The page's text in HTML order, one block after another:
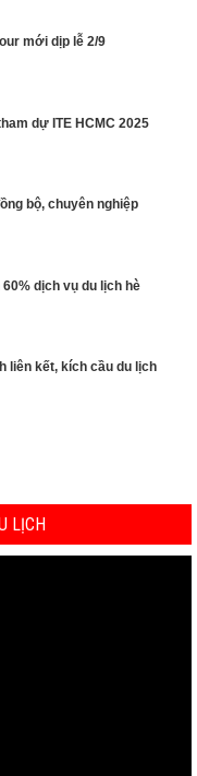
mới dịp lễ 2/9
dự ITE HCMC 2025
bộ, chuyên nghiệp
dịch vụ du lịch hè
liên kết, kích cầu du lịch
LỊCH